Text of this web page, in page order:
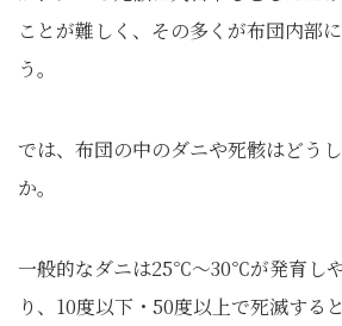
ことが難しく、その多くが布団内部
う。
では、布団の中のダニや死骸はどう
か。
一般的なダニは25℃～30℃が発育し
り、10度以下・50度以上で死滅する